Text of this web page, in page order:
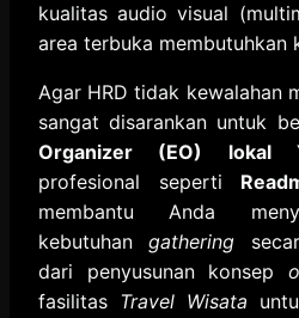
kualitas audio visual
area terbuka membutuhkan
Agar HRD tidak kewalahan
sangat disarankan untuk
Organizer (EO) lokal
profesional seperti
membantu Anda
kebutuhangathering
dari penyusunan konsep
fasilitas Travel Wisata